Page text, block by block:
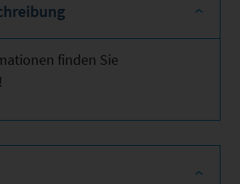
finden Sie